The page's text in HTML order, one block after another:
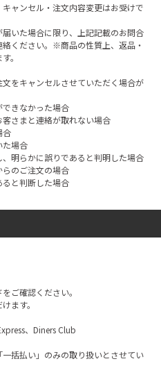
ャンセル・注文内容変更はお受けで
いた場合に限り、上記記載のお問合
ください。※商品の性質上、返品・
。
をキャンセルさせていただく場合が
きなかった場合
さまと連絡が取れない場合
合
た場合
明らかに誤りであると判明した場合
のご注文の場合
と判断した場合
ご確認ください。
ます。
、Diners Club
括払い」のみの取り扱いとさせてい